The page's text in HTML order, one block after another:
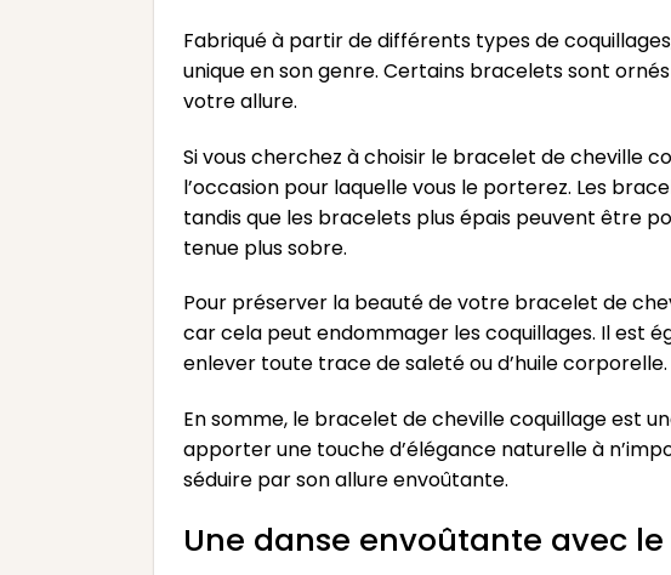
Fabriqué à partir de différents types de
unique en son genre. Certains bracelets sont
votre allure.
Si vous cherchez à choisir le bracelet de cheville
l’occasion pour laquelle vous le porterez. Les
tandis que les bracelets plus épais peuvent être
tenue plus sobre.
Pour préserver la beauté de votre bracelet de
car cela peut endommager les coquillages. Il est
enlever toute trace de saleté ou d’huile corporelle.
En somme, le bracelet de cheville coquillage est
apporter une touche d’élégance naturelle à
séduire par son allure envoûtante.
Une danse envoûtante avec